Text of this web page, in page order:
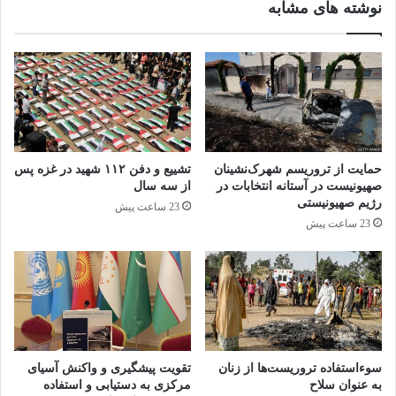
خانواده‌های قربانیان ابراز کرد. او اظهار داشت:
“حمله به شهروندان غیر نظامی و زیرساخت‌های
غیرنظامی از جمله مدارس، بر اساس قوانین
بین‌المللی بشردوستانه اکیدا ممنوع است”.
رامیز آلاکباروف، معاون نماینده ویژه دبیرکل و
هماهنگ کننده امور بشردوستانه سازمان ملل نیز
آن هرگز قابل قبول نیست. مدارس باید پناهگاه‌های
امن و مکان‌هایی باشند که کودکان بتوانند در آن
بیاموزند و شکوفا شوند.”
هیات معاونت سازمان ملل متحد در افغانستان
نوشته های مشابه
حمایت از تروریسم شهرک‌نشینان
صهیونیست در آستانه انتخابات در
رژیم صهیونیستی
23 ساعت پیش
تشییع و دفن ۱۱۲ شهید در غزه پس
از سه سال
23 ساعت پیش
سوءاستفاده تروریست‌ها از زنان
به عنوان سلاح
تقویت پیشگیری و واکنش آسیای
مرکزی به دستیابی و استفاده